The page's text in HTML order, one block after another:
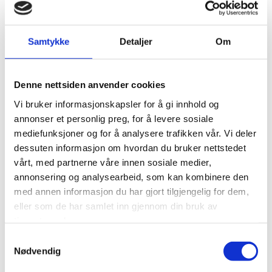
Samtykke Detaljer Om
Denne nettsiden anvender cookies
Vi bruker informasjonskapsler for å gi innhold og
annonser et personlig preg, for å levere sosiale
mediefunksjoner og for å analysere trafikken vår. Vi deler
dessuten informasjon om hvordan du bruker nettstedet
vårt, med partnerne våre innen sosiale medier,
annonsering og analysearbeid, som kan kombinere den
med annen informasjon du har gjort tilgjengelig for dem,
eller som de har samlet inn gjennom din bruk av
Nødvendig
stilling hele 45 prosent.
Det skjer stadig små endringer av stor betydning for
før og etter fødsel, sånn at de fikk gjennomført
fødselspermisjonen sin uten å måtte bekymre seg
for å miste adgangen til fisket etterpå. Fra 2022 er
det tildelt egne rekrutteringskvoter for kvinner, like
mange som for menn.
Representasjon
Selv om vi har et godt mangfold blant de ansatte i
fiskesalgslagene, er det en kjensgjerning at
styrerommene er fylt opp av menn. Vi må
underkant av én prosent av alle fiskerne i Norge er